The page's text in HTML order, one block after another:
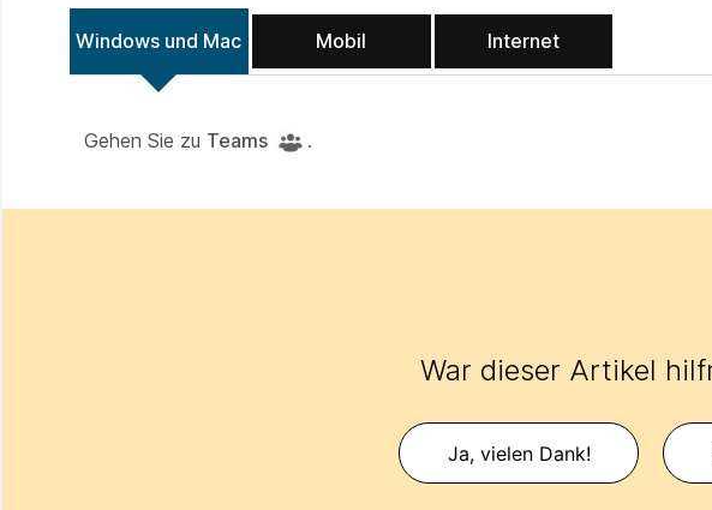
Windows und Mac Mobil Internet
Gehen Sie zu Teams .
War dieser Artikel
Ja, vielen Dank!